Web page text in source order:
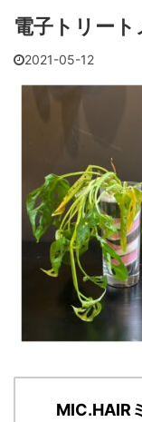
電子トリー
2021-05-12
MIC.HAIR